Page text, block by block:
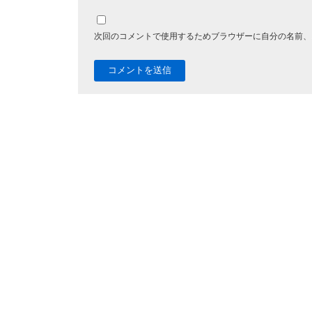
次回のコメントで使用するためブラウザーに自分の名前